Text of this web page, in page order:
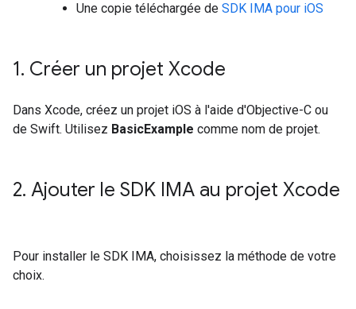
Une copie téléchargée de SDK IMA pour iOS
1. Créer un projet Xcode
Dans Xcode, créez un projet iOS à l'aide d'Objective-C ou
de Swift. Utilisez BasicExample comme nom de projet.
2. Ajouter le SDK IMA au projet Xcode
Pour installer le SDK IMA, choisissez la méthode de votre
choix.